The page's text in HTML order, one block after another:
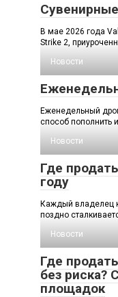
В мае 2026 года
Strike 2,
Новости
Еженедельный
способ пополнить
Новости
Где
году
Каждый владелец
поздно
Новости
Где
без риска?
площадок